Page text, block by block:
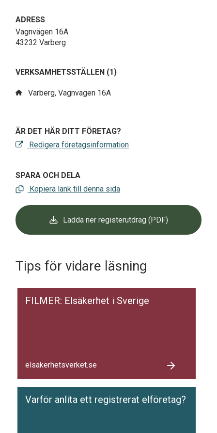
ADRESS
Vagnvägen 16A
43232 Varberg
VERKSAMHETSSTÄLLEN (1)
Varberg, Vagnvägen 16A
ÄR DET HÄR DITT FÖRETAG?
Redigera företagsinformation
SPARA OCH DELA
Kopiera länk till denna sida
Ladda ner registerutdrag (PDF)
Tips för vidare läsning
FILMER: Elsäkerhet i Sverige
elsakerhetsverket.se
Varför anlita ett registrerat elföretag?